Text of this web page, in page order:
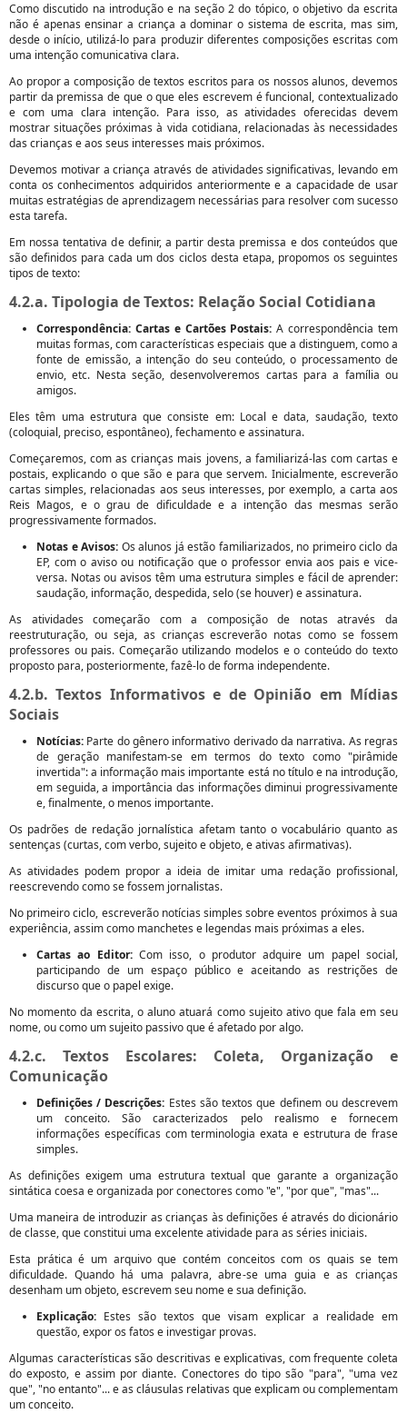
Como discutido na introdução e na seção 2 do tópico, o objetivo da escrita
não é apenas ensinar a criança a dominar o sistema de escrita, mas sim,
desde o início, utilizá-lo para produzir diferentes composições escritas com
uma intenção comunicativa clara.
Ao propor a composição de textos escritos para os nossos alunos, devemos
partir da premissa de que o que eles escrevem é funcional, contextualizado
e com uma clara intenção. Para isso, as atividades oferecidas devem
mostrar situações próximas à vida cotidiana, relacionadas às necessidades
das crianças e aos seus interesses mais próximos.
Devemos motivar a criança através de atividades significativas, levando em
conta os conhecimentos adquiridos anteriormente e a capacidade de usar
muitas estratégias de aprendizagem necessárias para resolver com sucesso
esta tarefa.
Em nossa tentativa de definir, a partir desta premissa e dos conteúdos que
são definidos para cada um dos ciclos desta etapa, propomos os seguintes
tipos de texto:
4.2.a. Tipologia de Textos: Relação Social Cotidiana
Correspondência: Cartas e Cartões Postais: A correspondência tem
muitas formas, com características especiais que a distinguem, como a
fonte de emissão, a intenção do seu conteúdo, o processamento de
envio, etc. Nesta seção, desenvolveremos cartas para a família ou
amigos.
Eles têm uma estrutura que consiste em: Local e data, saudação, texto
(coloquial, preciso, espontâneo), fechamento e assinatura.
Começaremos, com as crianças mais jovens, a familiarizá-las com cartas e
postais, explicando o que são e para que servem. Inicialmente, escreverão
cartas simples, relacionadas aos seus interesses, por exemplo, a carta aos
Reis Magos, e o grau de dificuldade e a intenção das mesmas serão
progressivamente formados.
Notas e Avisos: Os alunos já estão familiarizados, no primeiro ciclo da
EP, com o aviso ou notificação que o professor envia aos pais e vice-
versa. Notas ou avisos têm uma estrutura simples e fácil de aprender:
saudação, informação, despedida, selo (se houver) e assinatura.
As atividades começarão com a composição de notas através da
reestruturação, ou seja, as crianças escreverão notas como se fossem
professores ou pais. Começarão utilizando modelos e o conteúdo do texto
proposto para, posteriormente, fazê-lo de forma independente.
4.2.b. Textos Informativos e de Opinião em Mídias
Sociais
Notícias: Parte do gênero informativo derivado da narrativa. As regras
de geração manifestam-se em termos do texto como "pirâmide
invertida": a informação mais importante está no título e na introdução,
em seguida, a importância das informações diminui progressivamente
e, finalmente, o menos importante.
Os padrões de redação jornalística afetam tanto o vocabulário quanto as
sentenças (curtas, com verbo, sujeito e objeto, e ativas afirmativas).
As atividades podem propor a ideia de imitar uma redação profissional,
reescrevendo como se fossem jornalistas.
No primeiro ciclo, escreverão notícias simples sobre eventos próximos à sua
experiência, assim como manchetes e legendas mais próximas a eles.
Cartas ao Editor:Com isso, o produtor adquire um papel social,
participando de um espaço público e aceitando as restrições de
discurso que o papel exige.
No momento da escrita, o aluno atuará como sujeito ativo que fala em seu
nome, ou como um sujeito passivo que é afetado por algo.
4.2.c. Textos Escolares: Coleta, Organização e
Comunicação
Definições / Descrições: Estes são textos que definem ou descrevem
um conceito. São caracterizados pelo realismo e fornecem
informações específicas com terminologia exata e estrutura de frase
simples.
As definições exigem uma estrutura textual que garante a organização
sintática coesa e organizada por conectores como "e", "por que", "mas"...
Uma maneira de introduzir as crianças às definições é através do dicionário
de classe, que constitui uma excelente atividade para as séries iniciais.
Esta prática é um arquivo que contém conceitos com os quais se tem
dificuldade. Quando há uma palavra, abre-se uma guia e as crianças
desenham um objeto, escrevem seu nome e sua definição.
Explicação: Estes são textos que visam explicar a realidade em
questão, expor os fatos e investigar provas.
Algumas características são descritivas e explicativas, com frequente coleta
do exposto, e assim por diante. Conectores do tipo são "para", "uma vez
que", "no entanto"... e as cláusulas relativas que explicam ou complementam
um conceito.